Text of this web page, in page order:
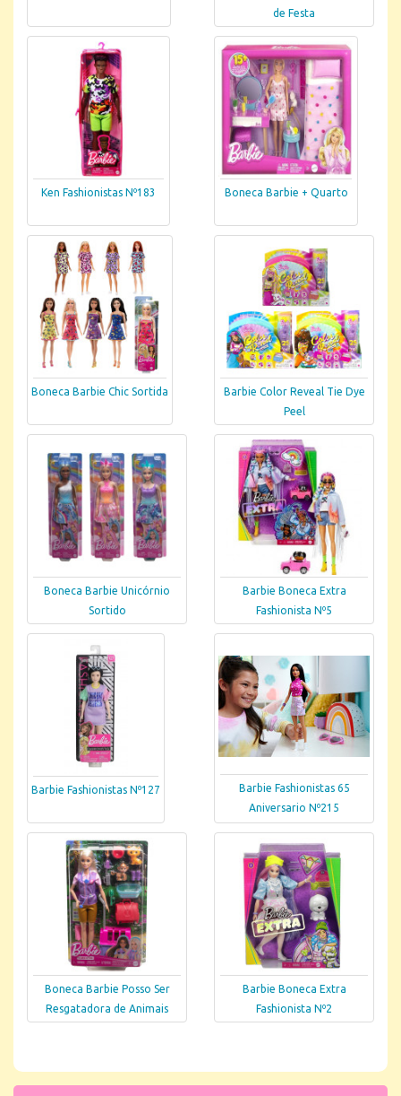
de Festa
Ken Fashionistas Nº183 Boneca Barbie + Quarto
Boneca Barbie Chic Sortida
Barbie Color Reveal Tie Dye
Peel
Boneca Barbie Unicórnio
Sortido
Barbie Boneca Extra
Fashionista Nº5
Barbie Fashionistas Nº127
Barbie Fashionistas 65
Aniversario Nº215
Boneca Barbie Posso Ser
Resgatadora de Animais
Barbie Boneca Extra
Fashionista Nº2